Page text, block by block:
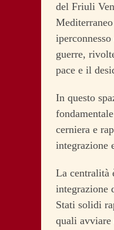
del Friuli
guerre,
pace e il
In questo
cerniera e
integrazione
La centralità
integrazione
Stati solidi
quali avviare